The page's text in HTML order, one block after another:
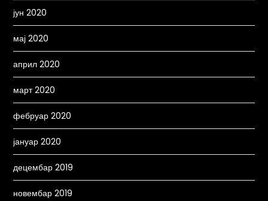
јун 2020
мај 2020
април 2020
март 2020
фебруар 2020
јануар 2020
децембар 2019
новембар 2019